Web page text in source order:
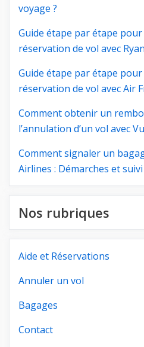
voyage ?
Guide étape par étape
réservation de vol avec
Guide étape par étape
réservation de vol avec Air
Comment obtenir un
l’annulation d’un vol avec
Comment signaler un
Airlines : Démarches et suivi
Nos rubriques
Aide et Réservations
Annuler un vol
Bagages
Contact